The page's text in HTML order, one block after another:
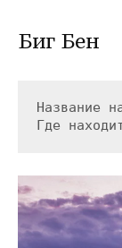
Биг Бен
Название
Где